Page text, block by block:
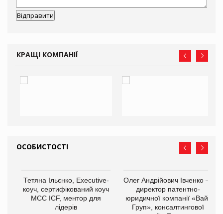
КРАЩІ КОМПАНІЇ
ОСОБИСТОСТІ
Тетяна Ільєнко, Executive-
коуч, сертифікований коуч
МСС ICF, ментор для
лідерів
Олег Андрійович Івченко —
директор патентно-
юридичної компанії «Вайз
Груп», консалтингової